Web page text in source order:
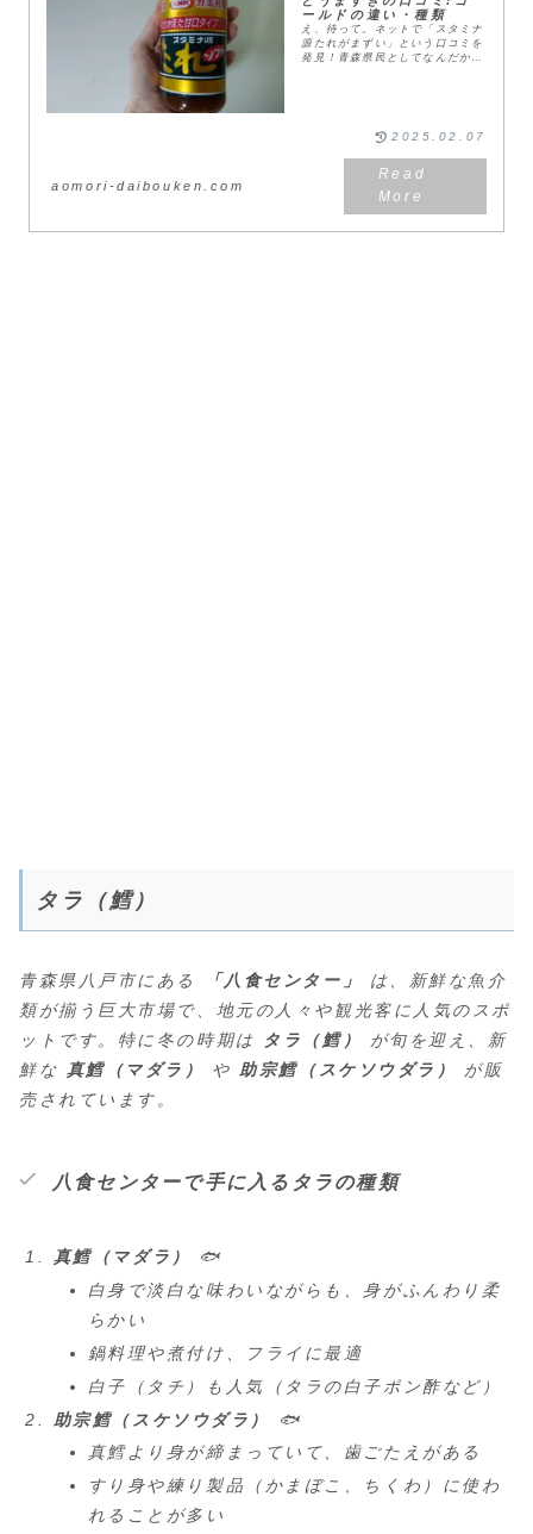
ールドの違い・種類
え、待って。ネットで「スタミナ
源たれがまずい」という口コミを
発見！青森県民としてなんだか悲
aomori-daibouken.com
2025.02.07
タラ（鱈）
青森県八戸市にある 「八食センター」
は、新鮮な魚介
類が揃う巨大市場で、地元の人々や観光客に人気のスポ
ットです。特に冬の時期は
タラ（鱈）
が旬を迎え、新
鮮な 真鱈（マダラ） や助宗鱈（スケソウダラ）
が販
売されています。
八食センターで手に入るタラの種類
真鱈（マダラ）
🐟
白身で淡白な味わいながらも、身がふんわり柔
らかい
鍋料理や煮付け、フライに最適
白子（タチ）も人気（タラの白子ポン酢など）
助宗鱈（スケソウダラ）
🐟
真鱈より身が締まっていて、歯ごたえがある
すり身や練り製品（かまぼこ、ちくわ）に使わ
れることが多い